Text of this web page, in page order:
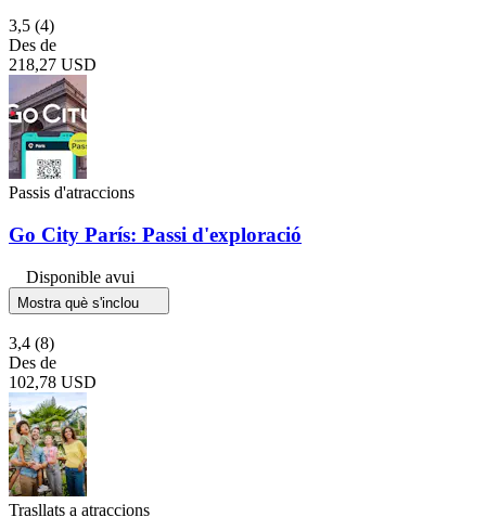
3,5 (4)
Des de
218,27 USD
Passis d'atraccions
Go City París: Passi d'exploració
Disponible avui
Mostra què s'inclou
3,4 (8)
Des de
102,78 USD
Trasllats a atraccions